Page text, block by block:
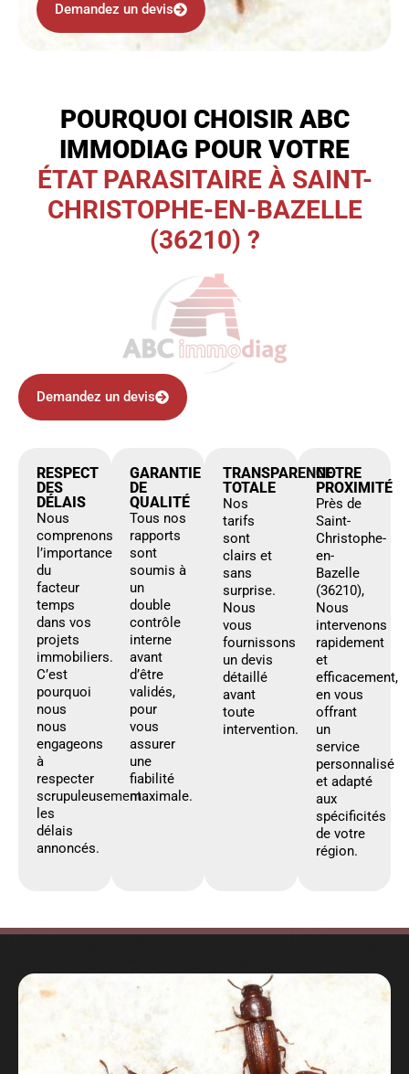
Demandez un devis
POURQUOI CHOISIR ABC
IMMODIAG POUR VOTRE
ÉTAT PARASITAIRE À SAINT-
CHRISTOPHE-EN-BAZELLE
(36210) ?
Demandez un devis
RESPECT
DES
DÉLAIS
Nous
comprenons
l’importance
du
facteur
temps
dans vos
projets
immobiliers.
C’est
pourquoi
nous
nous
engageons
à
respecter
scrupuleusement
les
délais
annoncés.
GARANTIE
DE
QUALITÉ
Tous nos
rapports
sont
soumis à
un
double
contrôle
interne
avant
d’être
validés,
pour
vous
assurer
une
fiabilité
maximale.
TRANSPARENCE
TOTALE
Nos
tarifs
sont
clairs et
sans
surprise.
Nous
vous
fournissons
un devis
détaillé
avant
toute
intervention.
NOTRE
PROXIMITÉ
Près de
Saint-
Christophe-
en-
Bazelle
(36210),
Nous
intervenons
rapidement
et
efficacement,
en vous
offrant
un
service
personnalisé
et adapté
aux
spécificités
de votre
région.